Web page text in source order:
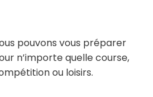
pouvons vous préparer
n’importe quelle course,
ou loisirs.